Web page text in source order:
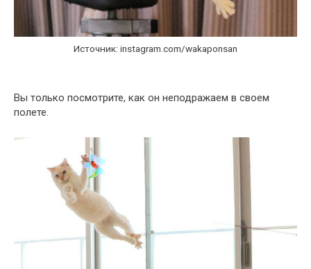
Источник: instagram.com/wakaponsan
Вы только посмотрите, как он неподражаем в своем
полете.